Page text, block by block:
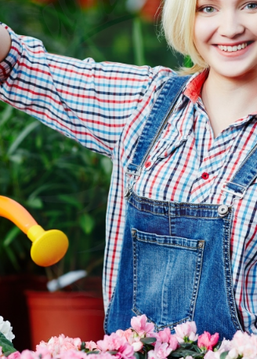
di verde e freschezza agli interni, ma
significativamente la qualità dell'aria.
interno che purificano l'aria troviamo
comunemente nota come Lingua di
particolarmente apprezzata per la sua
tossinecome formaldeide, benzene
un'ottima scelta per qualsiasi
eccellente opzione è ilFicus Benjamina,
spazi con il suo fogliame rigoglioso, ma
ambientali comuni. Inoltre, loSpatifillo, o
per la sua efficacia nel rimuovereagenti
prodotti per la pulizia della casa. Questa
produce fiori bianchi eleganti,
alla sua funzione depurativa. Infine, non
una delle piante più semplici da curare,
con il giardinaggio o ha poco tempo a
sua capacità di migliorare laqualità
come formaldeide e xilene. Scegliere una